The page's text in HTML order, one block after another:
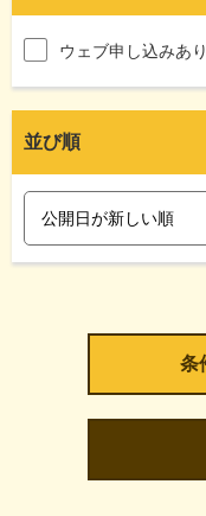
ウェブ申し込みあり
並び順